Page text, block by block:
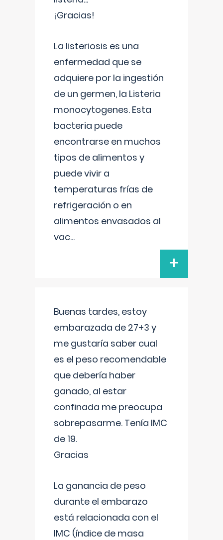
¡Gracias!
La listeriosis es una
enfermedad que se
adquiere por la ingestión
de un germen, la Listeria
monocytogenes. Esta
bacteria puede
encontrarse en muchos
tipos de alimentos y
puede vivir a
temperaturas frías de
refrigeración o en
alimentos envasados al
vac...
+
Buenas tardes, estoy
embarazada de 27+3 y
me gustaría saber cual
es el peso recomendable
que debería haber
ganado, al estar
confinada me preocupa
sobrepasarme. Tenía IMC
de 19.
Gracias
La ganancia de peso
durante el embarazo
está relacionada con el
IMC (índice de masa